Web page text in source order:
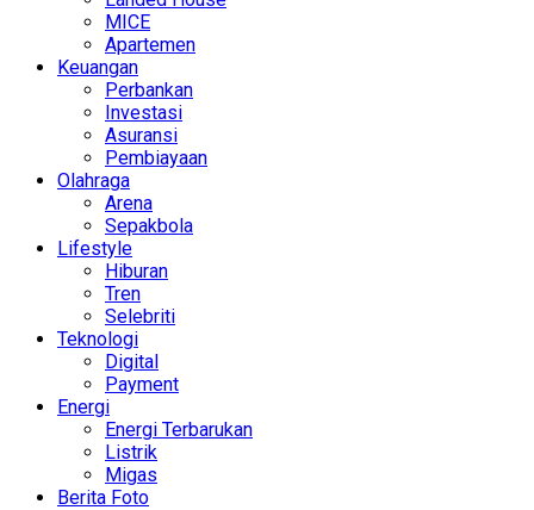
MICE
Apartemen
Keuangan
Perbankan
Investasi
Asuransi
Pembiayaan
Olahraga
Arena
Sepakbola
Lifestyle
Hiburan
Tren
Selebriti
Teknologi
Digital
Payment
Energi
Energi Terbarukan
Listrik
Migas
Berita Foto